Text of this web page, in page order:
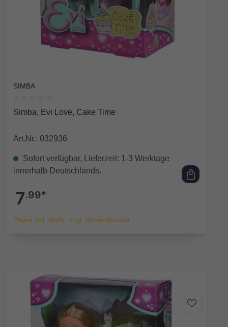
SIMBA
Durchschnittliche Bewertung von 0 von 5 Sternen
Simba, Evi Love, Cake Time
Art.Nr.: 032936
Sofort verfügbar, Lieferzeit: 1-3 Werktage
innerhalb Deutschlands.
7.99*
Preise inkl. MwSt. zzgl. Versandkosten